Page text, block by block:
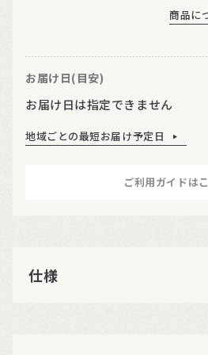
商品に
お届け日(目安)
お届け日は指定できません
地域ごとの最短お届け予定日
ご利用ガイドは
仕様